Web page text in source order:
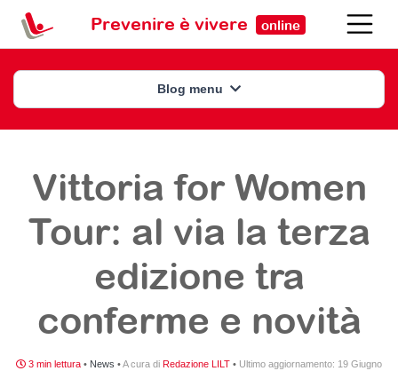
Prevenire è vivere online
Blog menu
Vittoria for Women
Tour: al via la terza
edizione tra
conferme e novità
3 min lettura • News •A cura di Redazione LILT • Ultimo aggiornamento: 19 Giugno